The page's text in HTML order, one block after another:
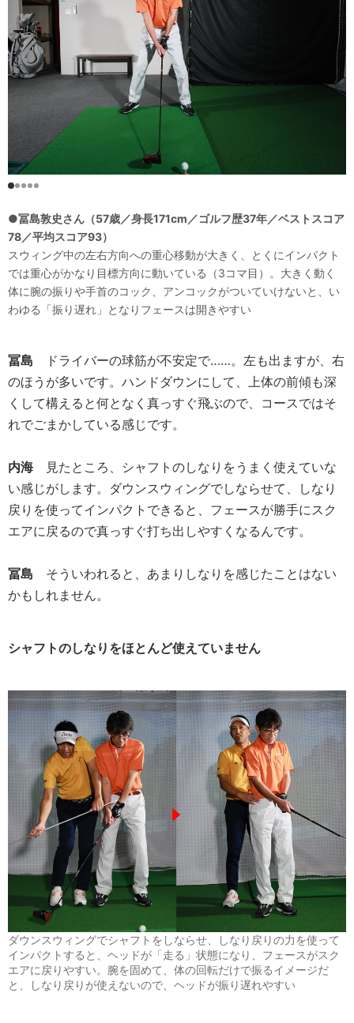
●冨島敦史さん（57歳／身長171cm／ゴルフ歴37年／ベストスコア
78／平均スコア93）
スウィング中の左右方向への重心移動が大きく、とくにインパクト
では重心がかなり目標方向に動いている（3コマ目）。大きく動く
体に腕の振りや手首のコック、アンコックがついていけないと、い
わゆる「振り遅れ」となりフェースは開きやすい
冨島 ドライバーの球筋が不安定で……。左も出ますが、右
のほうが多いです。ハンドダウンにして、上体の前傾も深
くして構えると何となく真っすぐ飛ぶので、コースではそ
れでごまかしている感じです。
内海 見たところ、シャフトのしなりをうまく使えていな
い感じがします。ダウンスウィングでしならせて、しなり
戻りを使ってインパクトできると、フェースが勝手にスク
エアに戻るので真っすぐ打ち出しやすくなるんです。
冨島 そういわれると、あまりしなりを感じたことはない
かもしれません。
シャフトのしなりをほとんど使えていません
ダウンスウィングでシャフトをしならせ、しなり戻りの力を使って
インパクトすると、ヘッドが「走る」状態になり、フェースがスク
エアに戻りやすい。腕を固めて、体の回転だけで振るイメージだ
と、しなり戻りが使えないので、ヘッドが振り遅れやすい